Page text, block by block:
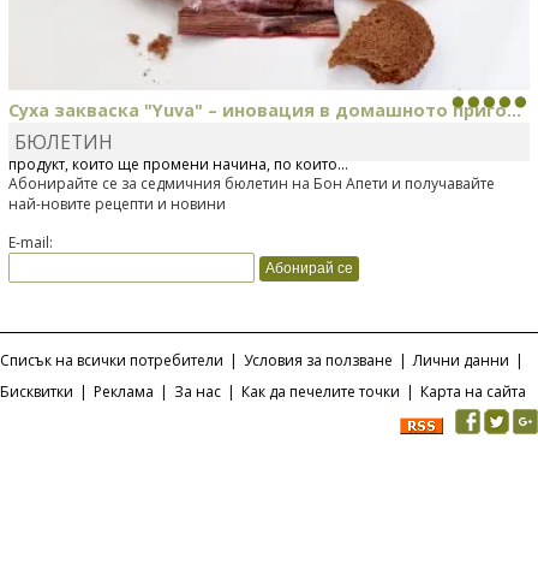
Суха закваска "Yuva" – иновация в домашното приго...
Отскоро Лесафр България стартира предлагането на изцяло нов
продукт, който ще промени начина, по който...
БЮЛЕТИН
Абонирайте се за седмичния бюлетин на Бон Апети и получавайте
най-новите рецепти и новини
E-mail:
Списък на всички потребители | Условия за ползване | Лични данни |
Бисквитки | Реклама | За нас | Как да печелите точки | Карта на сайта